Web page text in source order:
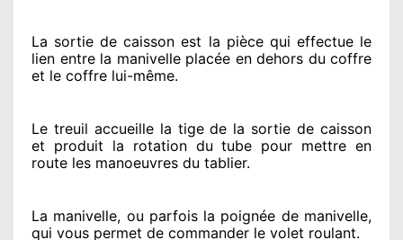
La sortie de caisson est la pièce qui effectuele
lien entre la manivelle placée en dehors du coffre
et le coffre lui-même.
Le treuil accueille la tige de la sortie de caisson
et produit la rotation du tube pour mettre en
route les manoeuvres du tablier.
La manivelle, ou parfois la poignée de manivelle,
qui vous permet de commander le volet roulant.